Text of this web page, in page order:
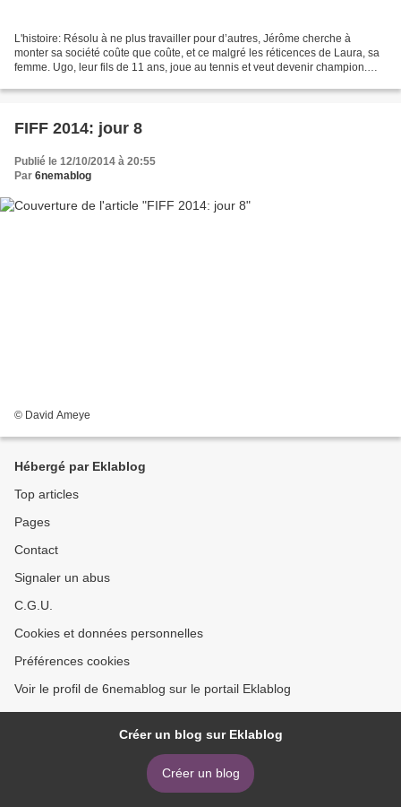
L'histoire: Résolu à ne plus travailler pour d’autres, Jérôme cherche à
monter sa société coûte que coûte, et ce malgré les réticences de Laura, sa
femme. Ugo, leur fils de 11 ans, joue au tennis et veut devenir champion.
FIFF 2014: jour 8
Publié le 12/10/2014 à 20:55
Par 6nemablog
© David Ameye
Hébergé par Eklablog
Top articles
Pages
Contact
Signaler un abus
C.G.U.
Cookies et données personnelles
Préférences cookies
Voir le profil de 6nemablog sur le portail Eklablog
Créer un blog sur Eklablog
Créer un blog